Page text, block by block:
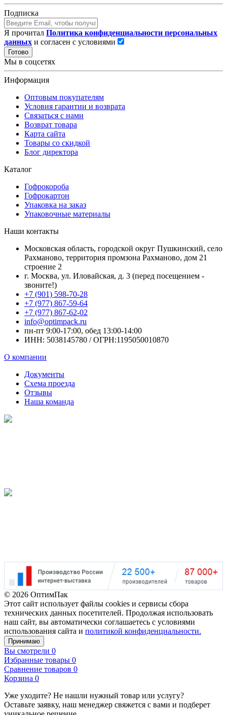
Подписка
Я прочитал Политика конфиденциальности персональных
данных и согласен с условиями
Готово
Мы в соцсетях
Информация
Оптовым покупателям
Условия гарантии и возврата
Связаться с нами
Возврат товара
Карта сайта
Товары со скидкой
Блог директора
Каталог
Гофрокороба
Гофрокартон
Упаковка на заказ
Упаковочные материалы
Наши контакты
Московская область, городской округ Пушкинский, село
Рахманово, территория промзона Рахманово, дом 21
строение 2
г. Москва, ул. Иловайская, д. 3 (перед посещением -
звоните!)
+7 (901) 598-70-28
+7 (977) 867-59-64
+7 (977) 867-62-02
info@optimpack.ru
пн-пт 9:00-17:00, обед 13:00-14:00
ИНН: 5038145780 / ОГРН:1195050010870
О компании
Документы
Схема проезда
Отзывы
Наша команда
© 2026 ОптимПак
Этот сайт использует файлы cookies и сервисы сбора
технических данных посетителей. Продолжая использовать
наш сайт, вы автоматически соглашаетесь с условиями
использования сайта и политикой конфиденциальности.
Принимаю
Вы смотрели 0
Избранные товары 0
Сравнение товаров 0
Корзина 0
Уже уходите? Не нашли нужный товар или услугу?
Оставьте заявку, наш менеджер свяжется с вами и подберет